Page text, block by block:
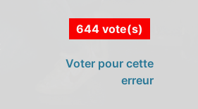
644 vote(s)
Voter pour cette
erreur